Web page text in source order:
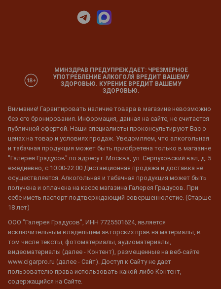
МИНЗДРАВ ПРЕДУПРЕЖДАЕТ: ЧРЕЗМЕРНОЕ
УПОТРЕБЛЕНИЕ АЛКОГОЛЯ ВРЕДИТ ВАШЕМУ
ЗДОРОВЬЮ. КУРЕНИЕ ВРЕДИТ ВАШЕМУ
ЗДОРОВЬЮ.
Внимание! Гарантировать наличие товара в магазине невозможно
без его бронирования. Информация, данная на сайте, не считается
публичной офертой. Наши специалисты проконсультируют Вас о
ценах на товар и условиях продаж. Уведомляем, что алкогольная
и табачная продукция может быть приобретена только в магазине
"Галерея Градусов" по адресу г. Москва, ул. Серпуховский вал, д. 5
ежедневно, с 10:00-22:00 Дистанционная продажа и доставка не
осуществляется. Алкогольная и табачная продукция может быть
получена и оплачена на кассе магазина Галерея Градусов. При
себе иметь паспорт подтверждающий совершеннолетие. (Старше
18 лет)
ООО "Галерея Градусов", ИНН 7725501624, является
исключительным владельцем авторских прав на материалы, в
том числе тексты, фотоматериалы, аудиоматериалы,
видеоматериалы (далее - Контент), размещенные на веб-сайте
www.cigarpro.ru (далее - Сайт). Доступ к Сайту не дает
пользователю права использовать какой-либо Контент,
содержащийся на Сайте.